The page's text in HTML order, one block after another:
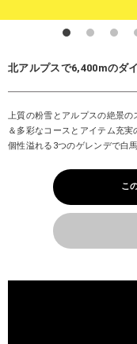
北アルプスで6,400mのダ
上質の粉雪とアルプスの絶景
＆多彩なコースとアイテム充
個性溢れる3つのゲレンデで白
こ